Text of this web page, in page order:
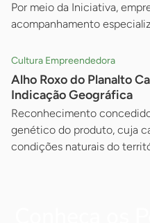
Por meio da Iniciativa,
acompanhamento
Cultura Empreendedora
Alho Roxo do Planalto
Indicação Geográfica
Reconhecimento
genético do produto, cuja
condições naturais do